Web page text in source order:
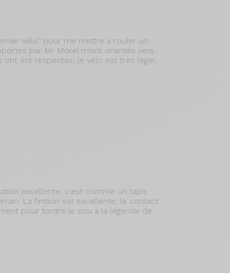
vélo” pour me mettre a rouler un
par Mr Morel m’ont orientés vers
ont été respectés; le vélo est très léger,
excellente, c'est comme un tapis
La finition est excellente, le contact
pour tordre le cou à la légende de